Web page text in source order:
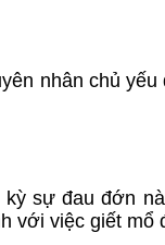
nhân chủ
sự đau đớn
với việc giết mổ